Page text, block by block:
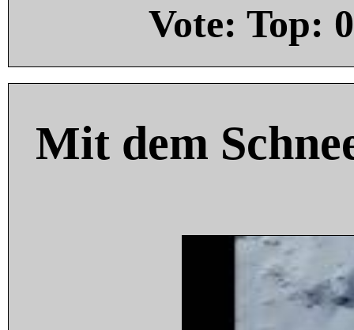
Vote: Top: 0
Mit dem